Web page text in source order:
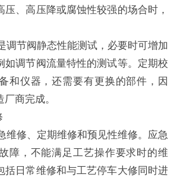
、高压降或腐蚀性较强的场合时，
节阀静态性能测试，必要时可增加
如调节阀流量特性的测试等。定期校
和仪器，还需要有更换的部件，因
商完成。
修、定期维修和预见性维修。应急
障，不能满足工艺操作要求时的维
括日常维修和与工艺停车大修同时进